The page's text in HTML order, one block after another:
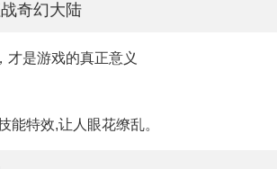
奇幻大陆
才是游戏的真正意义
能特效,让人眼花缭乱。